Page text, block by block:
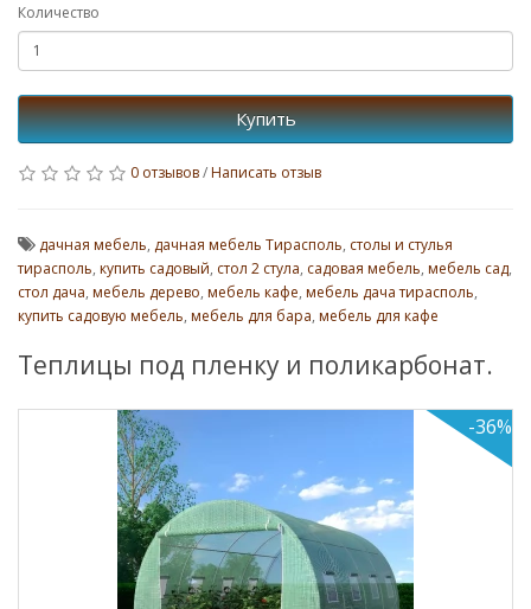
Количество
Купить
0 отзывов/Написать отзыв
дачная мебель, дачная мебель Тирасполь, столы и стулья
тирасполь, купить садовый, стол 2 стула, садовая мебель, мебель сад,
стол дача, мебель дерево, мебель кафе, мебель дача тирасполь,
купить садовую мебель, мебель для бара, мебель для кафе
Теплицы под пленку и поликарбонат.
-36%